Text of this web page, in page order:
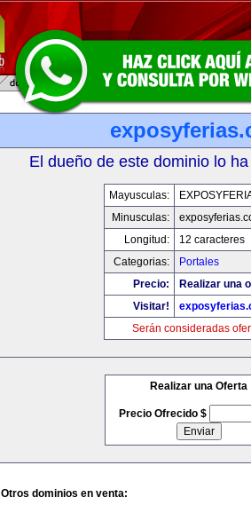
El dueño de este dominio lo
Mayusculas:
Minusculas:
Longitud:
12 caracteres
Categorias:
Portales
Precio:
Realizar una
Visitar!
Serán consideradas
Realizar una Oferta
Precio Ofrecido $
Otros dominios en venta: